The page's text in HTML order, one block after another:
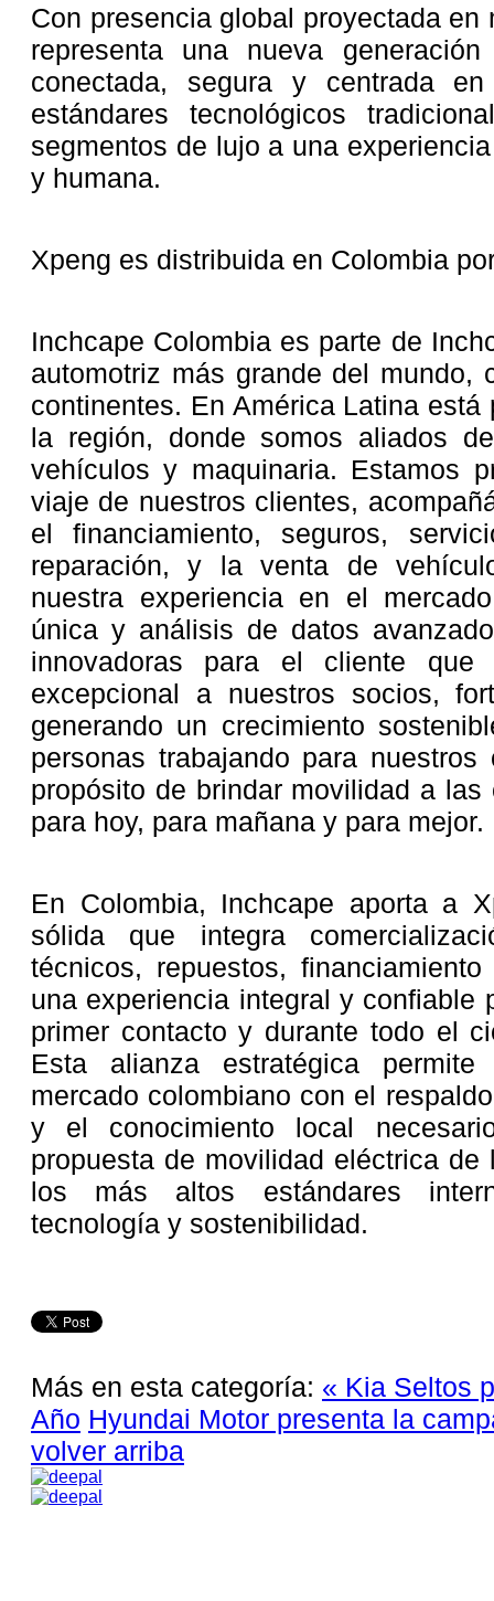
Con presencia global proyectada
representa una nueva
conectada, segura y centrada
estándares tecnológicos
segmentos de lujo a una
y humana.
Xpeng es distribuida en Colombia
Inchcape Colombia es parte de
automotriz más grande del mundo,
continentes. En América Latina
la región, donde somos aliados
vehículos y maquinaria. Estamos
viaje de nuestros clientes,
el financiamiento, seguros,
reparación, y la venta de
nuestra experiencia en el
única y análisis de datos
innovadoras para el cliente que
excepcional a nuestros socios,
generando un crecimiento
personas trabajando para
propósito de brindar movilidad a
para hoy, para mañana y para mejor.
En Colombia, Inchcape aporta a
sólida que integra
técnicos, repuestos,
una experiencia integral y confiable
primer contacto y durante todo el
Esta alianza estratégica
mercado colombiano con el
y el conocimiento local
propuesta de movilidad eléctrica
los más altos estándares
tecnología y sostenibilidad.
Más en esta categoría: « Kia Seltos
Año Hyundai Motor presenta la
volver arriba